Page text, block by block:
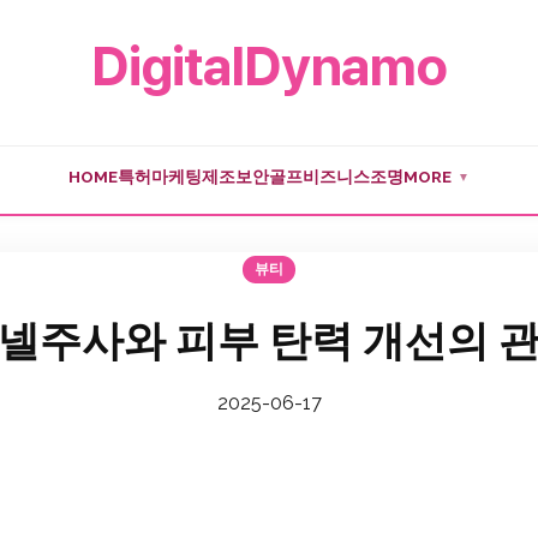
DigitalDynamo
HOME특허 마케팅제조보안골프비즈니스조명MORE ▼
뷰티
주사와 피부 탄력 개선의
2025-06-17